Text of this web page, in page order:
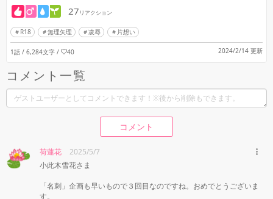
27 リアクション
R18 無理矢理 凌辱 片想い
1話 / 6,284文字 / 40 2024/2/14 更新
コメント一覧
コメント
荷蓮花
2025/5/7
小此木雪花さま
「名刺」企画も早いもので３回目なのですね。おめでとうございま
す。